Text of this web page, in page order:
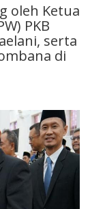
oleh Ketua
PKB
serta
di